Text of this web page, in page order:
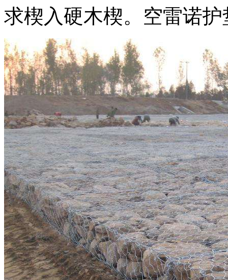
求楔入硬木楔。空雷诺